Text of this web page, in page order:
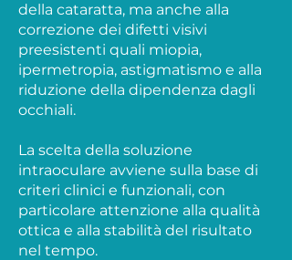
della cataratta, ma anche alla
correzione dei difetti visivi
preesistenti quali miopia,
ipermetropia, astigmatismo e alla
riduzione della dipendenza dagli
occhiali.
La scelta della soluzione
intraoculare avviene sulla base di
criteri clinici e funzionali, con
particolare attenzione alla qualità
ottica e alla stabilità del risultato
nel tempo.